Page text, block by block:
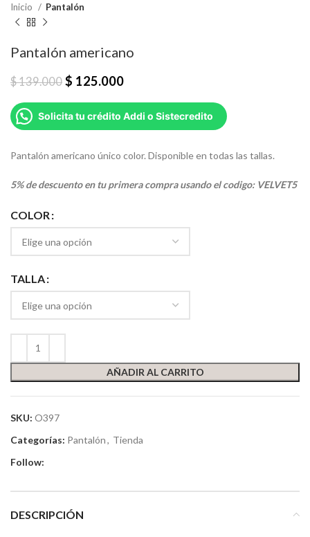
Inicio Pantalón
Pantalón americano
$139.000 $ 125.000
Solicita tu crédito Addi o Sistecredito
Pantalón americano único color. Disponible en todas las tallas.
5% de descuento en tu primera compra usando el codigo: VELVET5
COLOR
TALLA
AÑADIR AL CARRITO
SKU: O397
Categorías: Pantalón, Tienda
Follow:
DESCRIPCIÓN